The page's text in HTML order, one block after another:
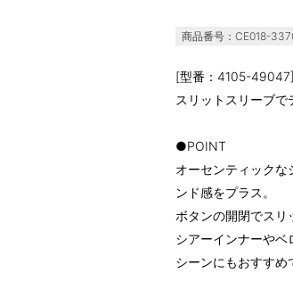
商品番号：CE018-
[型番：4105-49047]
スリットスリーブで
●POINT
オーセンティック
ンド感をプラス。
ボタンの開閉でスリ
シアーインナーや
シーンにもおすすめ